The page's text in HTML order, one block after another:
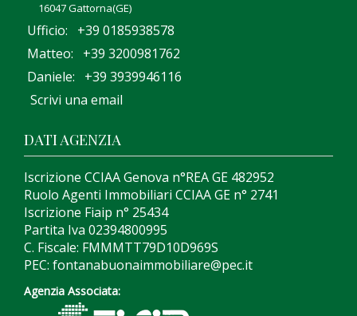
16047 Gattorna(GE)
Ufficio: +39 0185938578
Matteo: +39 3200981762
Daniele: +39 3939946116
Scrivi una email
DATI AGENZIA
Iscrizione CCIAA Genova n°REA GE 482952
Ruolo Agenti Immobiliari CCIAA GE n° 2741
Iscrizione Fiaip n° 25434
Partita Iva 02394800995
C. Fiscale: FMMMTT79D10D969S
PEC: fontanabuonaimmobiliare@pec.it
Agenzia Associata: